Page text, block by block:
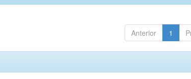
Anterior 1